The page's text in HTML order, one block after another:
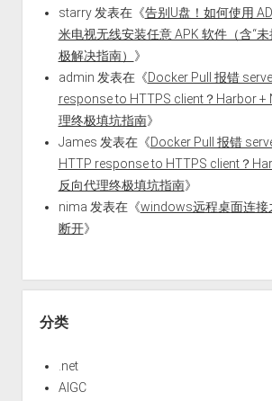
starry发表在《告别U盘！如何使用
米电视无线安装任意 APK 软件（含“未
极解决指南） 》
admin 发表在《Docker Pull 报错
response to HTTPS client？Harbor +
理终极填坑指南》
James 发表在《Docker Pull 报错
HTTP response to HTTPS client？
反向代理终极填坑指南》
nima 发表在《windows远程桌面连接
断开》
分类
.net
AIGC